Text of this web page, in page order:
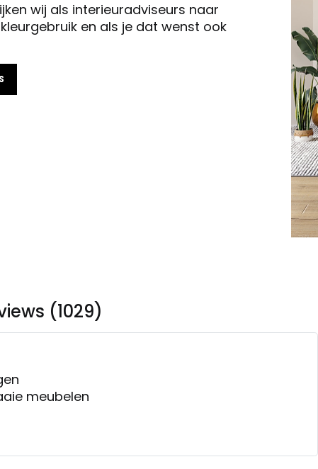
wij als interieuradviseurs naar
en als je dat wenst ook
(1029)
meubelen